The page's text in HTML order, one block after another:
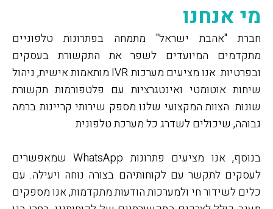
אנחנו
"אהבת ישראל" מתמחה בפתרונות טלפוניים
המיועדים לשפר את התקשורת בעסקים
ובפרטיות. אנו מציעים מערכות IVR מותאמות אישית, ניהול
אוטומטי ואינטגרציות עם פלטפורמות תקשורת
הצוות המקצועי שלנו מספק שירותי קריינות ברמה
שיכולים לשדרג כל מערכת טלפונית.
בנוסף, אנו מציעים פתרונות WhatsApp שמאפשרים
לתקשר עם לקוחותיהם בצורה נוחה ויעילה. עם
לשידור חי ולמערכות הודעות מתקדמות, אנו מספקים